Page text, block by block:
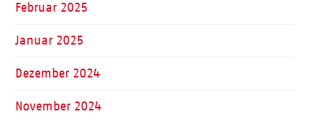
Februar 2025
Januar 2025
Dezember 2024
November 2024